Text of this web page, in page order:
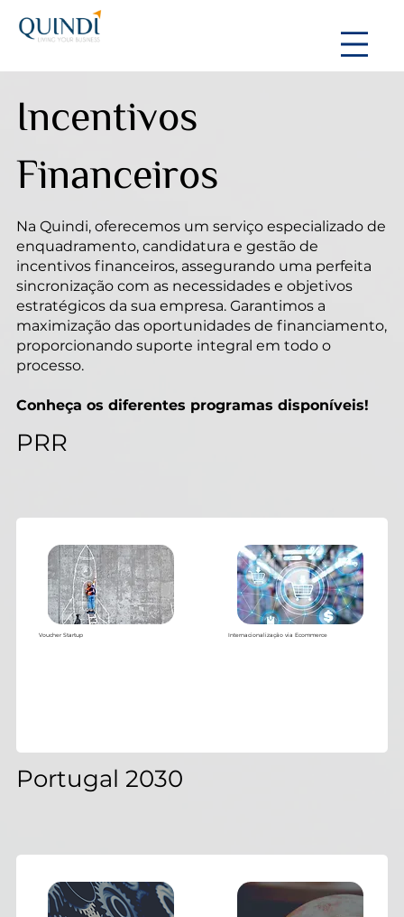
Portugal 2030
Baixar PDF
Voucher Startup Internacionalização via Ecommerce
PRR
Na Quindi, oferecemos um serviço especializado de
enquadramento, candidatura e gestão de
incentivos financeiros, assegurando uma perfeita
sincronização com as necessidades e objetivos
estratégicos da sua empresa. Garantimos a
maximização das oportunidades de financiamento,
proporcionando suporte integral em todo o
processo.
Conheça os diferentes programas disponíveis!
Incentivos
Financeiros